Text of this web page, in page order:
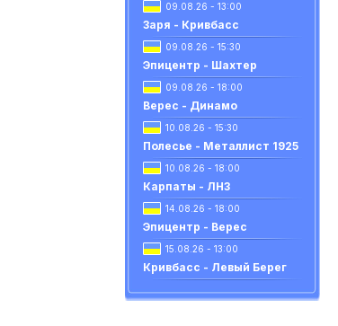
09.08.26 - 13:00
Заря - Кривбасс
09.08.26 - 15:30
Эпицентр - Шахтер
09.08.26 - 18:00
Верес - Динамо
10.08.26 - 15:30
Полесье - Металлист 1925
10.08.26 - 18:00
Карпаты - ЛНЗ
14.08.26 - 18:00
Эпицентр - Верес
15.08.26 - 13:00
Кривбасс - Левый Берег